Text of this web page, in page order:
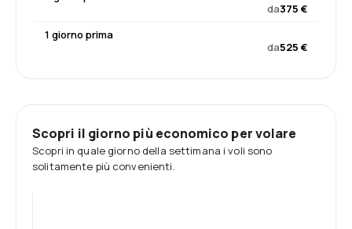
da375 €
1 giorno prima
da525 €
Scopri il giorno più economico per volare
Scopri in quale giorno della settimana i voli sono
solitamente più convenienti.